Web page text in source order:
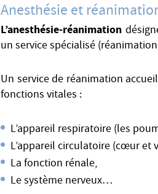
Anesthésie et
L’anesthésie-réanimation
un service spécialisé
Un service de réanimation
fonctions vitales :
L’appareil respiratoire (les
L’appareil circulatoire (cœur et
La fonction rénale,
Le système nerveux…